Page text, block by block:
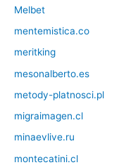
Melbet
mentemistica.co
meritking
mesonalberto.es
metody-platnosci.pl
migraimagen.cl
minaevlive.ru
montecatini.cl